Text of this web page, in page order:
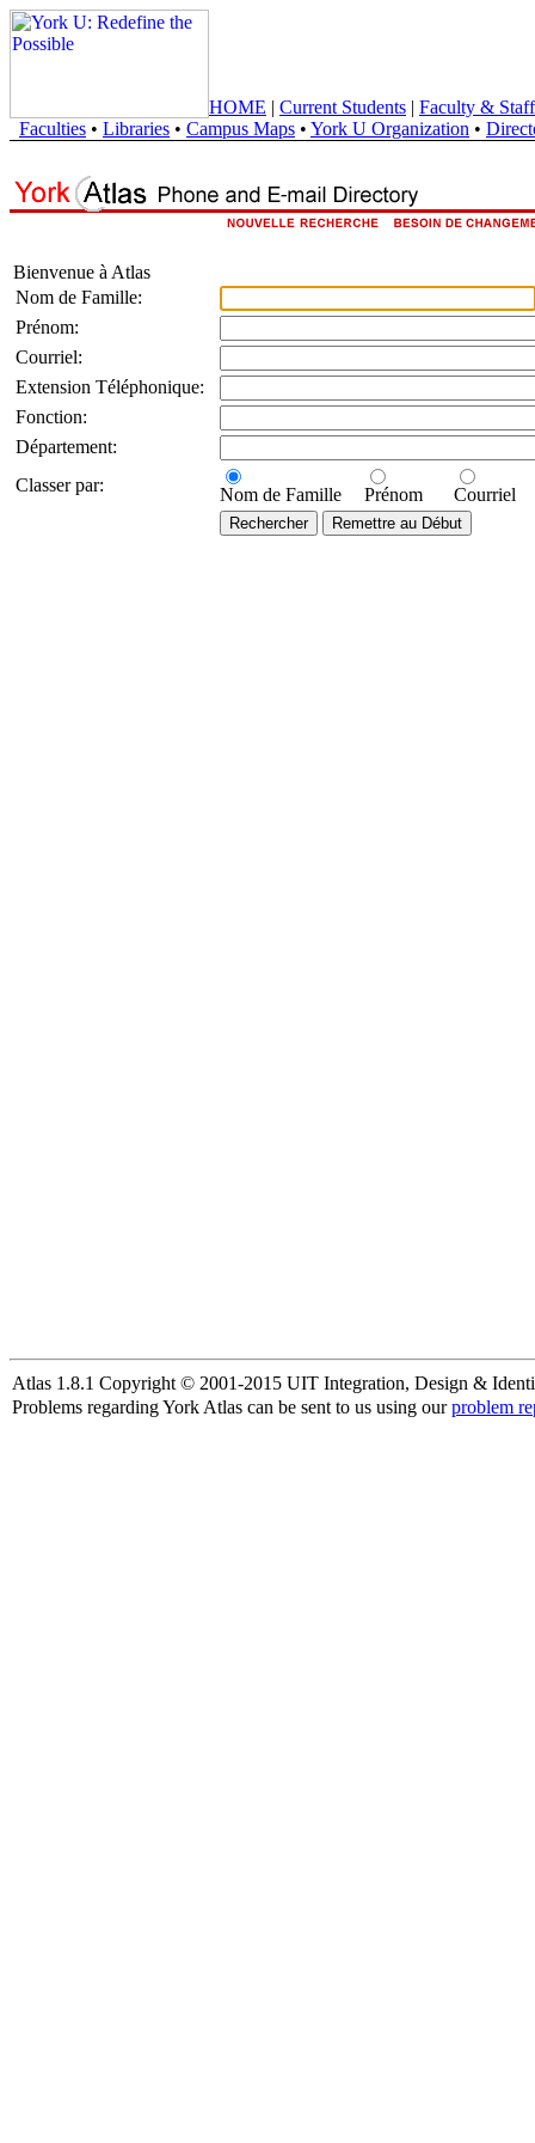
HOME | Current Students | Faculty & Staff
Faculties • Libraries • Campus Maps • York U Organization •
Bienvenue à Atlas
Nom de Famille:
Prénom:
Courriel:
Extension Téléphonique:
Fonction:
Département:
Classer par:
Nom de Famille Prénom Courriel
Atlas 1.8.1 Copyright © 2001-2015 UIT Integration, Design &
Problems regarding York Atlas can be sent to us using ourproblem